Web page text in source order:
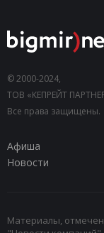
© 2000-2024,
ТОВ «КЕПРЕЙТ
Все права защищены.
Афиша
Новости
Материалы,